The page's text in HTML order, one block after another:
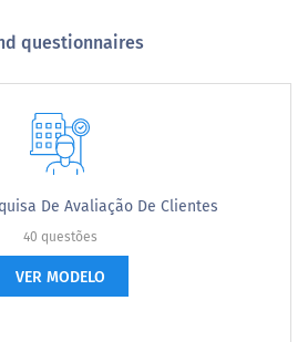
questionnaires
De Avaliação De Clientes
40 questões
VER MODELO